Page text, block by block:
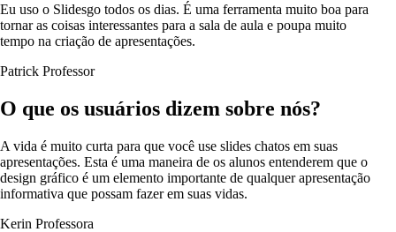
Eu uso o Slidesgo todos os dias. É uma ferramenta muito boa para
tornar as coisas interessantes para a sala de aula e poupa muito
tempo na criação de apresentações.
Patrick Professor
O que os usuários dizem sobre nós?
A vida é muito curta para que você use slides chatos em suas
apresentações. Esta é uma maneira de os alunos entenderem que o
design gráfico é um elemento importante de qualquer apresentação
informativa que possam fazer em suas vidas.
Kerin Professora